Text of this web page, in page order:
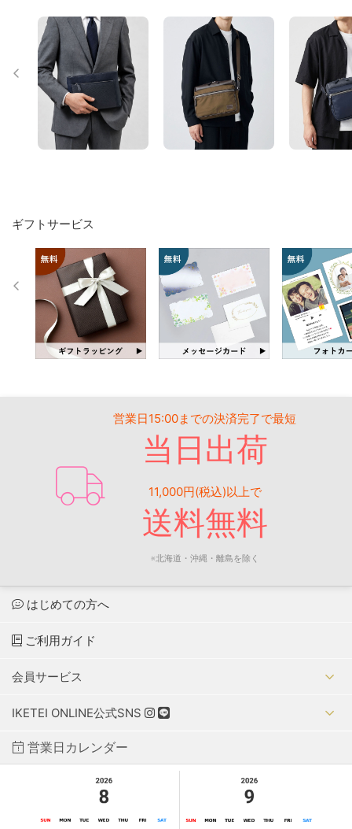
ギフトサービス
営業日15:00までの決済完了で最短
当日出荷
11,000円(税込)以上で
送料無料
※北海道・沖縄・離島を除く
はじめての方へ
ご利用ガイド
会員サービス
IKETEI ONLINE公式SNS
営業日カレンダー